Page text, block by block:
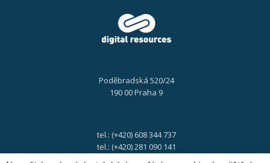
10:20
Poděbradská 520/24
190 00 Praha 9
tel.: (+420) 608 344 737
tel.: (+420) 281 090 141